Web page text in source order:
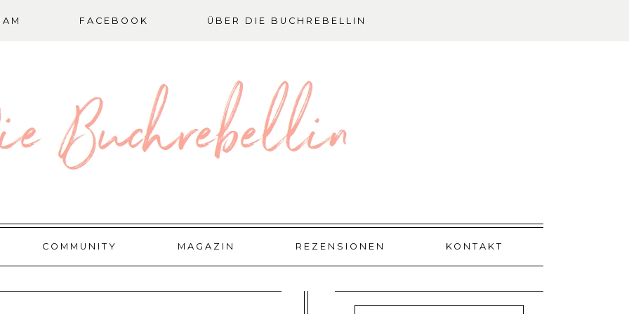
FACEBOOK ÜBER DIE BUCHREBELLIN
COMMUNITY MAGAZIN REZENSIONEN KONTAKT